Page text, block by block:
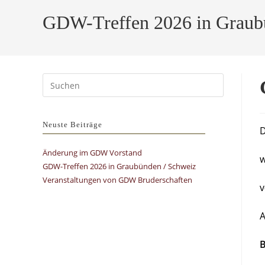
GDW-Treffen 2026 in
Escape
Neuste Beiträge
Änderung im GDW Vorstand
GDW-Treffen 2026 in Graubünden / Schweiz
Veranstaltungen von GDW Bruderschaften